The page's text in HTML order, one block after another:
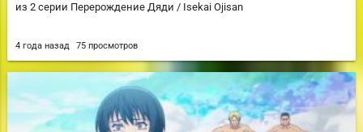
из 2 серии Перерождение Дяди / Isekai Ojisan
4 года назад 75 просмотров